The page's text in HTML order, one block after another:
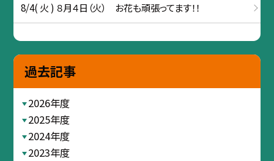
8/4( 火 ) ８月４日（火） お花も頑張ってます！！
過去記事
2026年度
2025年度
2024年度
2023年度